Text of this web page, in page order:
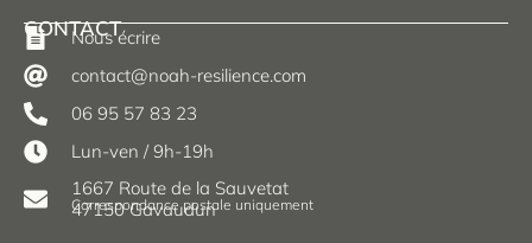
CONTACT
Nous écrire
contact@noah-resilience.com
06 95 57 83 23
Lun-ven / 9h-19h
1667 Route de la Sauvetat
47150 Gavaudun
Correspondance postale uniquement